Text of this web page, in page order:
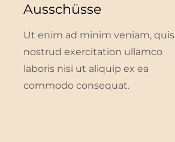
Ausschüsse
Ut enim ad minim veniam, quis
nostrud exercitation ullamco
laboris nisi ut aliquip ex ea
commodo consequat.